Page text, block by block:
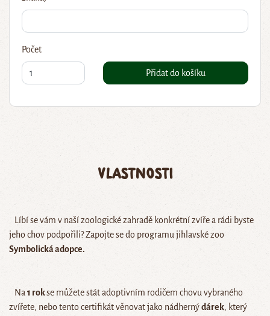
Počet
Přidat do košíku
Vlastnosti
Líbí se vám v naší zoologické zahradě konkrétní zvíře a rádi byste
jeho chov podpořili? Zapojte se do programu jihlavské zoo
Symbolická adopce.
Na 1 rokse můžete stát adoptivním rodičem chovu vybraného
zvířete, nebo tento certifikát věnovat jako nádhernýdárek, který